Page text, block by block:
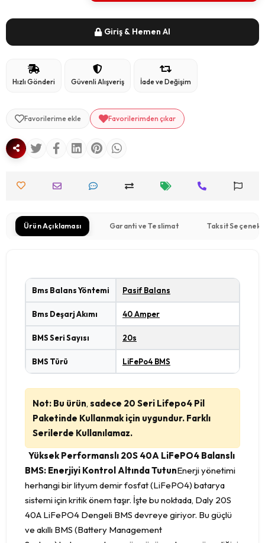
Giriş & Hemen Al
Hızlı Gönderi Güvenli Alışveriş İade ve Değişim
Favorilerime ekle Favorilerimden çıkar
Ürün Açıklaması Garanti ve Teslimat Taksit
Bms Balans Yöntemi Pasif Balans
Bms Deşarj Akımı 40 Amper
BMS Seri Sayısı 20s
BMS Türü LiFePo4 BMS
Not: Bu ürün, sadece 20 Seri Lifepo4 Pil
Paketinde Kullanmak için uygundur. Farklı
Serilerde Kullanılamaz.
Yüksek Performanslı 20S 40A LiFePO4 Balanslı
BMS: Enerjiyi Kontrol Altında TutunEnerji yönetimi
herhangi bir lityum demir fosfat (LiFePO4) batarya
sistemi için kritik önem taşır. İşte bu noktada, Daly 20S
40A LiFePO4 Dengeli BMS devreye giriyor. Bu güçlü
ve akıllı BMS (Battery Management